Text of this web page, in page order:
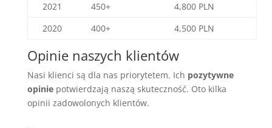
2021
450+
4,800 PLN
2020
400+ 4,500 PLN
Opinie naszych klientów
Nasi klienci są dla nas priorytetem. Ich pozytywne
opiniepotwierdzają naszą skuteczność. Oto kilka
opinii zadowolonych klientów.